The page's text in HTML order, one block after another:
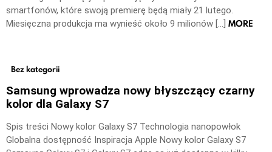
smartfonów, które swoją premierę będą miały 21 lutego.
Miesięczna produkcja ma wynieść około 9 milionów […] MORE
Bez kategorii
Samsung wprowadza nowy błyszczący czarny
kolor dla Galaxy S7
Spis treści Nowy kolor Galaxy S7 Technologia nanopowłok
Globalna dostępność Inspiracja Apple Nowy kolor Galaxy S7